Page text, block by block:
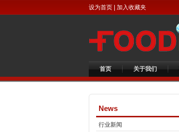
设为首页| 加入收藏夹
首页 关于我们
News
行业新闻